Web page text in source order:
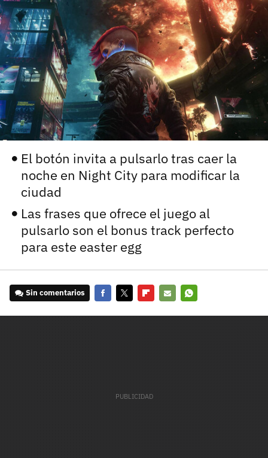
El botón invita a pulsarlo tras caer la
noche en Night City para modificar la
ciudad
Las frases que ofrece el juego al
pulsarlo son el bonus track perfecto
para este easter egg
Sin comentarios
¿Todavía no tienes cuenta?
Regístrate gratis
El inicio de sesión con Facebook ya no está
disponible, pero puedes seguir usando tu cuenta
de 3DJuegos:
Recupera tu acceso con Facebook
carácter inicial), pero no mayúsculas, espacios, tildes
o caracteres especiales.
He leído y acepto lapolitica de privacidad y
de participación
Registrarse en 3DJuegos
Entra con Google
Entra en 3DJuegos